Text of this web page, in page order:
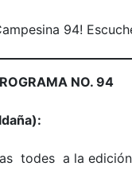
94!
NO. 94
todes a la